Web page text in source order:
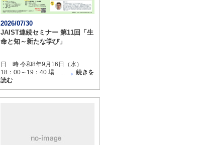
2026/07/30
JAIST連続セミナー 第11回「生
命と知～新たな学び」
日 時 令和8年9月16日（水）
18：00～19：40 場 ...
続きを
読む